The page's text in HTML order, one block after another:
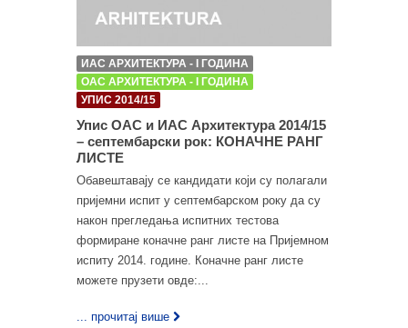
ИАС АРХИТЕКТУРА - I ГОДИНА
ОАС АРХИТЕКТУРА - I ГОДИНА
УПИС 2014/15
Упис ОАС и ИАС Архитектура 2014/15
– септембарски рок: КОНАЧНЕ РАНГ
ЛИСТЕ
Обавештавају се кандидати који су полагали
пријемни испит у септембарском року да су
након прегледања испитних тестова
формиране коначне ранг листе на Пријемном
испиту 2014. године. Коначне ранг листе
можете прузети овде:...
... прочитај више